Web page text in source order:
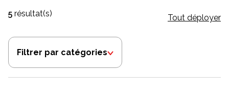
5 résultat(s) Tout déployer
Filtrer par catégories